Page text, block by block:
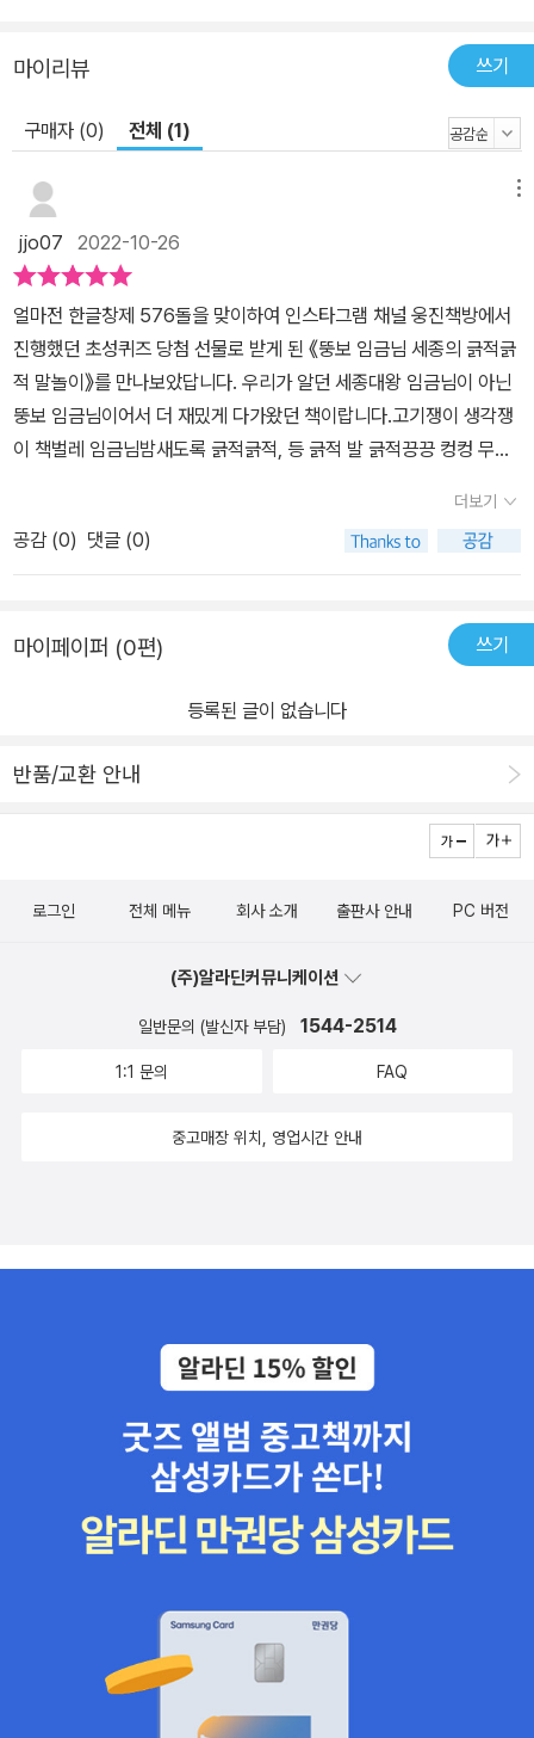
마이리뷰 쓰기
구매자 (0) 전체 (1)
jjo07 2022-10-26
얼마전 한글창제 576돌을 맞이하여 인스타그램 채널 웅진책방에서
진행했던 초성퀴즈 당첨 선물로 받게 된 《뚱보 임금님 세종의 긁적긁
적 말놀이》를 만나보았답니다. 우리가 알던 세종대왕 임금님이 아닌
뚱보 임금님이어서 더 재밌게 다가왔던 책이랍니다.고기쟁이 생각쟁
이 책벌레 임금님밤새도록 긁적긁적, 등 긁적 발 긁적끙끙 컹컹 무슨
께서 고기쟁이 생각쟁이 책벌레 임금님으로 바뀌어 있으니 더 재밌었
답니다. 사실 세종대왕께서는 책보는 것만 좋아하시다보니 운동이 부
족했던 탓에 뚱보였다고 해요. 거기다 두통, 이질, 부종, 눈병 같은 온
더 그렇게 된게 아니었을까요?중국과 다른 기후로 농사법이 달라야
도록 하신 세종대왕님. 뚱보이시지만 생각쟁이 임금님은 고민을 하시
소리 적으니 문제라고 하시는 모습이었답니다. 영의정 우의정을 만나
기 바쁘지요. 그런 모습 뒤로 우리의 한글 자음들이 보입니다.한글의
면서 잠도 안자고 노력하신 세종대왕님. 뚱뚱해진 모습으로 쉬다가
이제 모음도 발견할 차례이지요. 하늘, 땅, 사람의 모습을 본딴 모음을
만들어 '닿소리와 홀소리를 합쳐서 글자를 만들면; 우리가 사용하는
왕님의 말씀에 반대하며 나서는 신하들에게 호통을 치는 모습. 진정
종대왕님의 노고에 진심으로 감사드립니다.출판사로부터 책을 제공
더보기
공감 (0) 댓글 (0)
마이페이퍼 (0편) 쓰기
등록된 글이 없습니다
반품/교환 안내
로그인 전체 메뉴 회사 소개 출판사 안내 PC 버전
(주)알라딘커뮤니케이션
일반문의 (발신자 부담) 1544-2514
1:1 문의 FAQ
중고매장 위치, 영업시간 안내